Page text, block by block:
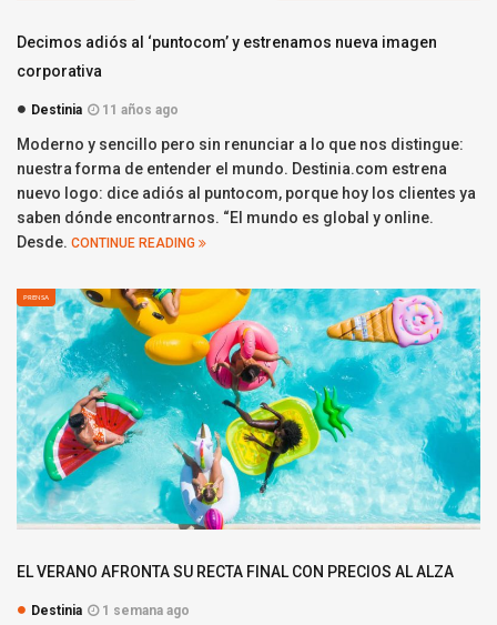
Decimos adiós al ‘puntocom’ y estrenamos nueva imagen
corporativa
Destinia 11 años ago
Moderno y sencillo pero sin renunciar a lo que nos distingue:
nuestra forma de entender el mundo. Destinia.com estrena
nuevo logo: dice adiós al puntocom, porque hoy los clientes ya
saben dónde encontrarnos. “El mundo es global y online.
Desde. CONTINUE READING
PRENSA
EL VERANO AFRONTA SU RECTA FINAL CON PRECIOS AL ALZA
Destinia 1 semana ago